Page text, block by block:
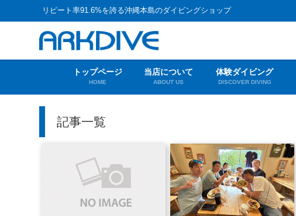
リピート率91.6%を誇る沖縄本島のダイビングショップ
トップページ
HOME
当店について
ABOUT US
体験ダイビング
DISCOVER DIVING
記事一覧